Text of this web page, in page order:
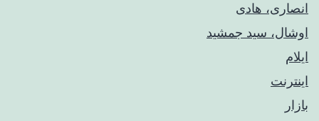
انصاری، هادی
اوشال، سید جمشید
ایلام
اینترنت
بازار